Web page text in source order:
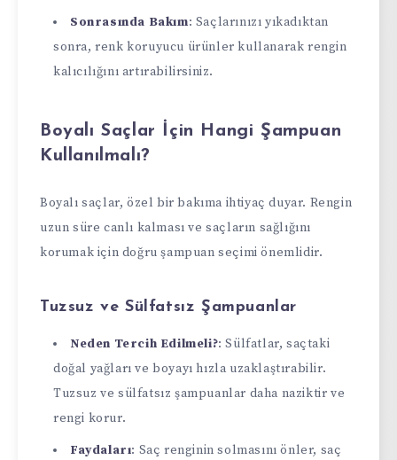
Sonrasında Bakım: Saçlarınızı yıkadıktan
sonra, renk koruyucu ürünler kullanarak rengin
kalıcılığını artırabilirsiniz.
Boyalı Saçlar İçin Hangi Şampuan
Kullanılmalı?
Boyalı saçlar, özel bir bakıma ihtiyaç duyar. Rengin
uzun süre canlı kalması ve saçların sağlığını
korumak için doğru şampuan seçimi önemlidir.
Tuzsuz ve Sülfatsız Şampuanlar
Neden Tercih Edilmeli?: Sülfatlar, saçtaki
doğal yağları ve boyayı hızla uzaklaştırabilir.
Tuzsuz ve sülfatsız şampuanlar daha naziktir ve
rengi korur.
Faydaları: Saç renginin solmasını önler, saç